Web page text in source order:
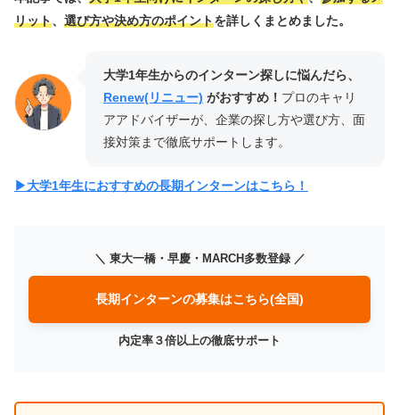
リット、 選び方や決め方のポイントを詳しくまとめました。
大学1年生からのインターン探しに悩んだら、
Renew(リニュー) がおすすめ！ プロのキャリ
アアドバイザーが、企業の探し方や選び方、面
接対策まで徹底サポートします。
▶︎大学1年生におすすめの長期インターンはこちら！
＼ 東大一橋・早慶・MARCH多数登録 ／
長期インターンの募集はこちら(全国)
内定率３倍以上の徹底サポート